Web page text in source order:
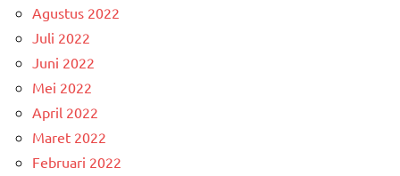
Agustus 2022
Juli 2022
Juni 2022
Mei 2022
April 2022
Maret 2022
Februari 2022